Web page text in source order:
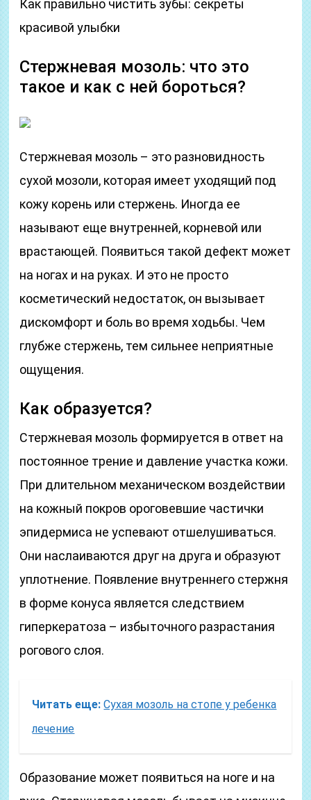
Как правильно чистить зубы: секреты
красивой улыбки
Стержневая мозоль: что это
такое и как с ней бороться?
Стержневая мозоль – это разновидность
сухой мозоли, которая имеет уходящий под
кожу корень или стержень. Иногда ее
называют еще внутренней, корневой или
врастающей. Появиться такой дефект может
на ногах и на руках. И это не просто
косметический недостаток, он вызывает
дискомфорт и боль во время ходьбы. Чем
глубже стержень, тем сильнее неприятные
ощущения.
Как образуется?
Стержневая мозоль формируется в ответ на
постоянное трение и давление участка кожи.
При длительном механическом воздействии
на кожный покров ороговевшие частички
эпидермиса не успевают отшелушиваться.
Они наслаиваются друг на друга и образуют
уплотнение. Появление внутреннего стержня
в форме конуса является следствием
гиперкератоза – избыточного разрастания
рогового слоя.
Читать еще: Сухая мозоль на стопе у ребенка
лечение
Образование может появиться на ноге и на